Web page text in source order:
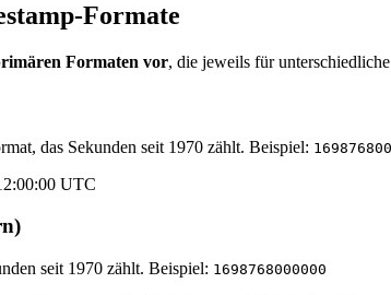
Formate
Formaten vor, die jeweils für
das Sekunden seit 1970 zählt. Beispiel:
UTC
seit 1970 zählt. Beispiel: 1698768000000